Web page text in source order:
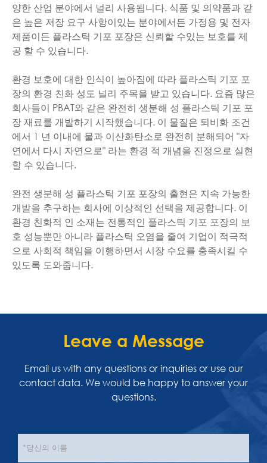
양한 산업 분야에서 널리 사용됩니다. 식품 및 의약품과 같
은 높은 저장 요구 사항이있는 분야에서든 가정용 및 전자
제품이든 플라스틱 기포 포장은 신뢰할 수있는 보호를 제
공 할 수 있습니다.
환경 보호에 대한 인식이 높아짐에 따라 플라스틱 기포 포
장의 환경 친화 성도 널리 주목을 받고 있습니다. 요즘 많은
회사들이 PBAT와 같은 완전히 생분해 성 플라스틱 기포 포
장 재료를 개발하기 시작했습니다. 이 물질은 퇴비화 조건
에서 1 년 이내에 물과 이산화탄소로 완전히 분해되어 "자
연에서 다시 자연으로" 라는 환경 적 개념을 진정으로 실현
할 수 있습니다.
완전 생분해 성 플라스틱 기포 포장의 출현은 지속 가능한
개발을 추구하는 회사에 이상적인 선택을 제공합니다. 이
환경 친화적 인 소재는 전통적인 플라스틱 기포 포장의 보
호 성능뿐만 아니라 플라스틱 오염을 줄여 기업이 적극적
으로 사회적 책임을 이행하면서 시장 수요를 충족시킬 수
있도록 도와줍니다.
Leave a Message
Email us with any questions or inquiries or use our
contact data. We would be happy to answer your
questions.